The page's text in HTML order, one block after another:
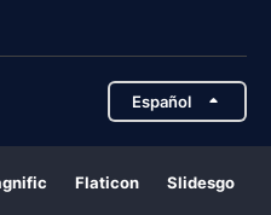
Español
Flaticon Slidesgo